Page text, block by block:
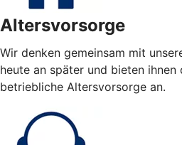
Altersvorsorge
Wir denken gemeinsam mit
heute an später und bieten
betriebliche Alters­vorsorge an.